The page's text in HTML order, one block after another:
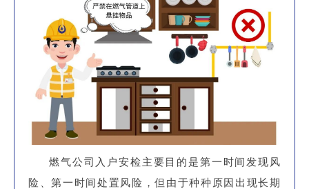
燃气公司入户安检主要目的是第一时间发现风
险、第一时间处置风险，但由于种种原因出现长期